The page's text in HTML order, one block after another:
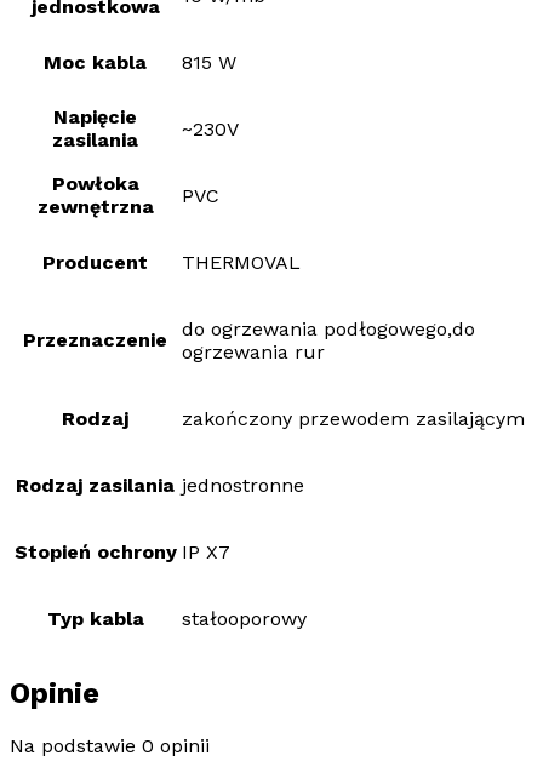
jednostkowa
Moc kabla 815 W
Napięcie
zasilania
~230V
Powłoka
zewnętrzna
PVC
Producent THERMOVAL
Przeznaczenie
do ogrzewania podłogowego,do
ogrzewania rur
Rodzaj zakończony przewodem zasilającym
Rodzaj zasilania jednostronne
Stopień ochrony IP X7
Typ kabla stałooporowy
Opinie
Na podstawie 0 opinii